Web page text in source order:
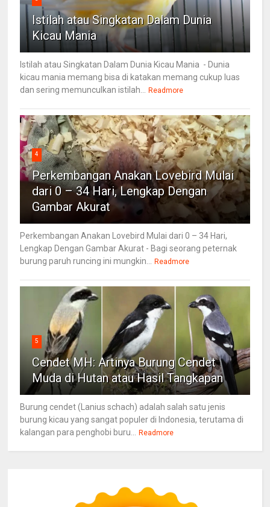
Istilah atau Singkatan Dalam Dunia
Kicau Mania
Istilah atau Singkatan Dalam Dunia Kicau Mania - Dunia
kicau mania memang bisa di katakan memang cukup luas
dan sering memunculkan istilah... Readmore
4
Perkembangan Anakan Lovebird Mulai
dari 0 – 34 Hari, Lengkap Dengan
Gambar Akurat
Perkembangan Anakan Lovebird Mulai dari 0 – 34 Hari,
Lengkap Dengan Gambar Akurat - Bagi seorang peternak
burung paruh runcing ini mungkin... Readmore
5
Cendet MH: Artinya Burung Cendet
Muda di Hutan atau Hasil Tangkapan
Burung cendet (Lanius schach) adalah salah satu jenis
burung kicau yang sangat populer di Indonesia, terutama di
kalangan para penghobi buru... Readmore